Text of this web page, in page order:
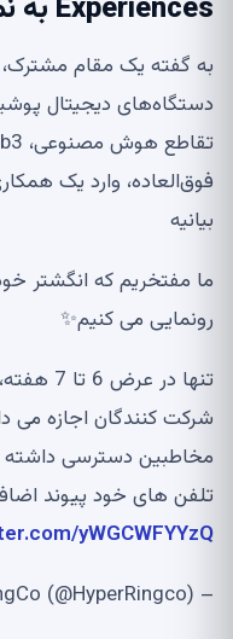
Experiences به نمایش گذاشت.
دستگاه‌های دیجیتال
فوق‌العاده، وارد یک
بیانیه
ما مفتخریم که انگشتر
رونمایی می کنیم✨
تنها در
شرکت کنندگان اجازه می
مخاطبین دسترسی داشته
تلفن های خود پیوند
yWGCWFYYzQ
– HyperRingCo (@HyperRingco)